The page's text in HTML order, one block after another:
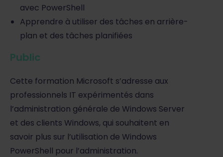
avec PowerShell
Apprendre à utiliser des tâches en arrière-
plan et des tâches planifiées
Public
Cette formation Microsoft s’adresse aux
professionnels IT expérimentés dans
l’administration générale de Windows Server
et des clients Windows, qui souhaitent en
savoir plus sur l’utilisation de Windows
PowerShell pour l’administration.